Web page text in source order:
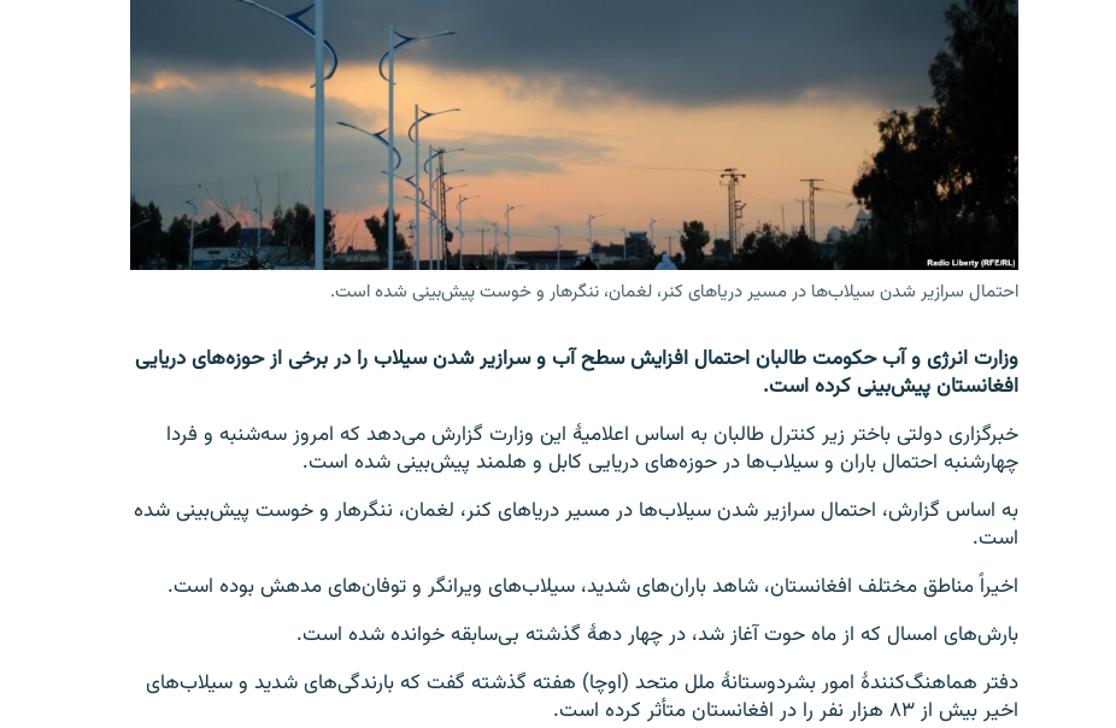
احتمال سرازیر شدن سیلاب‌ها در مسیر دریاهای کنر، لغمان، ننگرهار و خوست پیش‌بینی شده است.
وزارت انرژی و آب حکومت طالبان احتمال افزایش سطح آب و سرازیر شدن سیلاب را در برخی از حوزه‌های دریایی
افغانستان پیش‌بینی کرده است.
خبرگزاری دولتی باختر زیر کنترل طالبان به اساس اعلامیۀ این وزارت گزارش می‌دهد که امروز سه‌شنبه و فردا
چهارشنبه احتمال باران و سیلاب‌ها در حوزه‌های دریایی کابل و هلمند پیش‌بینی شده است.
به اساس گزارش، احتمال سرازیر شدن سیلاب‌ها در مسیر دریاهای کنر، لغمان، ننگرهار و خوست پیش‌بینی شده
است.
اخیراً مناطق مختلف افغانستان، شاهد باران‌های شدید، سیلاب‌های ویرانگر و توفان‌های مدهش بوده است.
بارش‌های امسال که از ماه حوت آغاز شد، در چهار دهۀ گذشته بی‌سابقه خوانده شده است.
دفتر هماهنگ‌کنندۀ امور بشردوستانۀ ملل متحد (اوچا) هفته گذشته گفت که بارندگی‌های شدید و سیلاب‌های
اخیر بیش از ۸۳ هزار نفر را در افغانستان متأثر کرده است.